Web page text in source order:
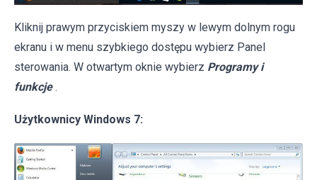
Kliknij prawym przyciskiem myszy w lewym dolnym rogu
ekranu i w menu szybkiego dostępu wybierz Panel
sterowania. W otwartym oknie wybierz Programy i
funkcje .
Użytkownicy Windows 7: